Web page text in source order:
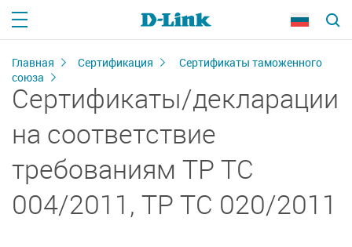
Главная Сертификация
Сертификаты таможенного
союза
Сертификаты/декларации
на соответствие
требованиям ТР ТС
004/2011, ТР ТС 020/2011